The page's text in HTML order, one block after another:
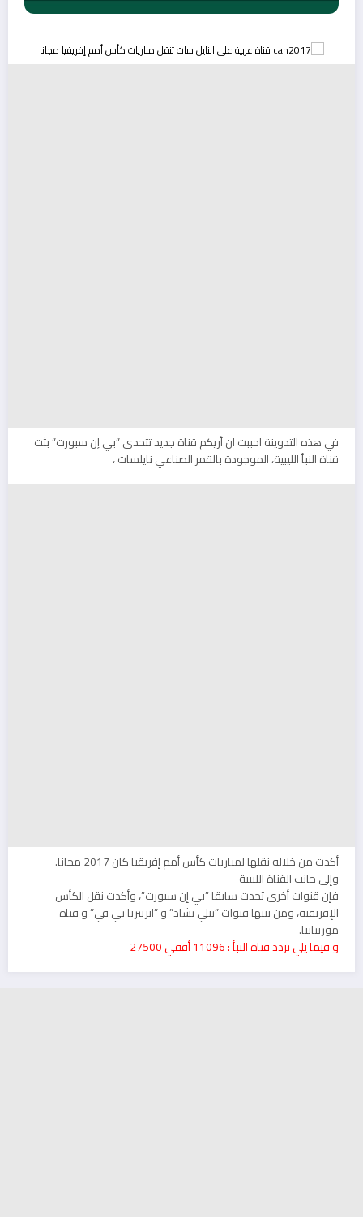
في هذه التدوينة احببت ان أريكم قناة جديد تتحدى ”بي إن سبورت” بثت
قناة النبأ الليبية، الموجودة بالقمر الصناعي نايلسات ،
أكدت من خلاله نقلها لمباريات كأس أمم إفريقيا كان 2017 مجانا.
وإلى جانب القناة الليبية
فإن قنوات أخرى تحدت سابقا ”بي إن سبورت”، وأكدت نقل الكأس
الإفريقية، ومن بينها قنوات ”تيلي تشاد” و ”ايريتريا تي في” و قناة
موريتانيا.
و فيما يلي تردد قناة النبأ : 11096 أفقي 27500